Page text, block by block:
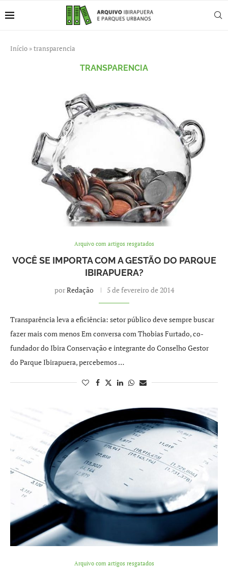
Início »transparencia
TRANSPARENCIA
Arquivo com artigos resgatados
VOCÊ SE IMPORTA COM A GESTÃO DO PARQUE
IBIRAPUERA?
porRedação 5 de fevereiro de 2014
Transparência leva a eficiência: setor público deve sempre buscar
fazer mais com menos Em conversa com Thobias Furtado, co-
fundador do Ibira Conservação e integrante do Conselho Gestor
do Parque Ibirapuera, percebemos …
Arquivo com artigos resgatados